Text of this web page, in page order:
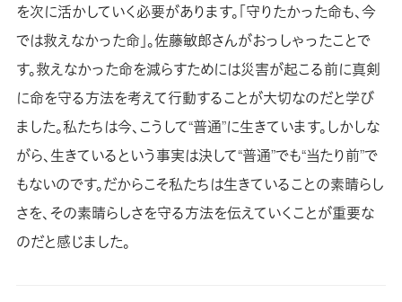
を次に活かしていく必要があります。「守りたかった命も、今
では救えなかった命」。佐藤敏郎さんがおっしゃったことで
す。救えなかった命を減らすためには災害が起こる前に真剣
に命を守る方法を考えて行動することが大切なのだと学び
ました。私たちは今、こうして“普通”に生きています。しかしな
がら、生きているという事実は決して“普通”でも“当たり前”で
もないのです。だからこそ私たちは生きていることの素晴らし
さを、その素晴らしさを守る方法を伝えていくことが重要な
のだと感じました。